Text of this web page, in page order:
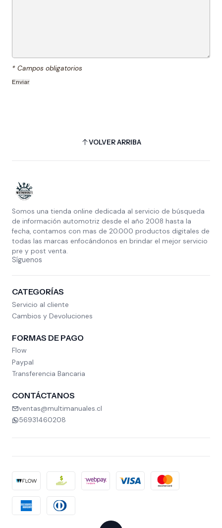
* Campos obligatorios
VOLVER ARRIBA
Somos una tienda online dedicada al servicio de búsqueda
de información automotriz desde el año 2008 hasta la
fecha, contamos con mas de 20.000 productos digitales de
todas las marcas enfocándonos en brindar el mejor servicio
pre y post venta.
Síguenos
CATEGORÍAS
Servicio al cliente
Cambios y Devoluciones
FORMAS DE PAGO
Flow
Paypal
Transferencia Bancaria
CONTÁCTANOS
ventas@multimanuales.cl
56931460208